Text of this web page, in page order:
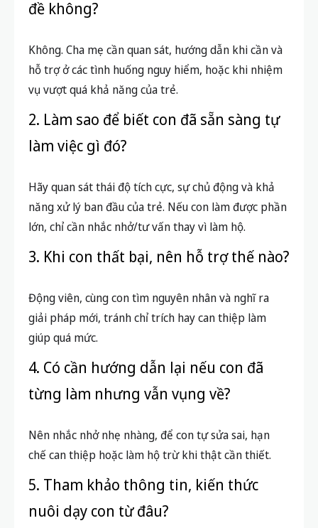
đề không?
Không. Cha mẹ cần quan sát, hướng dẫn khi cần và
hỗ trợ ở các tình huống nguy hiểm, hoặc khi nhiệm
vụ vượt quá khả năng của trẻ.
2. Làm sao để biết con đã sẵn sàng tự
làm việc gì đó?
Hãy quan sát thái độ tích cực, sự chủ động và khả
năng xử lý ban đầu của trẻ. Nếu con làm được phần
lớn, chỉ cần nhắc nhở/tư vấn thay vì làm hộ.
3. Khi con thất bại, nên hỗ trợ thế nào?
Động viên, cùng con tìm nguyên nhân và nghĩ ra
giải pháp mới, tránh chỉ trích hay can thiệp làm
giúp quá mức.
4. Có cần hướng dẫn lại nếu con đã
từng làm nhưng vẫn vụng về?
Nên nhắc nhở nhẹ nhàng, để con tự sửa sai, hạn
chế can thiệp hoặc làm hộ trừ khi thật cần thiết.
5. Tham khảo thông tin, kiến thức
nuôi dạy con từ đâu?